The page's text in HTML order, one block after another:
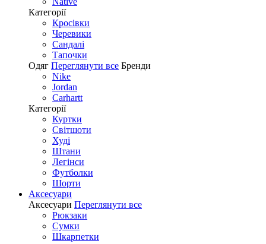
Категорії
Кросівки
Черевики
Сандалі
Tапочки
Одяг Переглянути все Бренди
Nike
Jordan
Carhartt
Категорії
Куртки
Світшоти
Худі
Штани
Легінси
Футболки
Шорти
Аксесуари
Аксесуари Переглянути все
Рюкзаки
Сумки
Шкарпетки